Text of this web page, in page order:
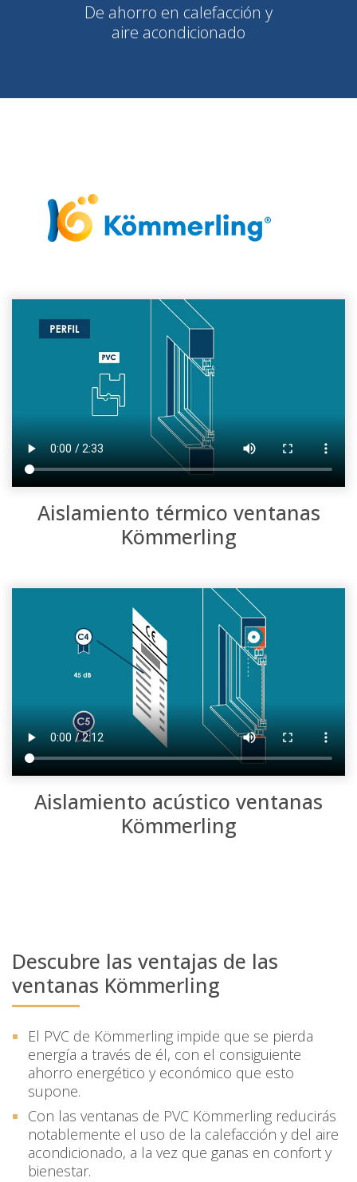
De ahorro en calefacción y
aire acondicionado
Aislamiento térmico ventanas
Kömmerling
Aislamiento acústico ventanas
Kömmerling
Descubre las ventajas de las
ventanas Kömmerling
El PVC de Kömmerling impide que se pierda
energía a través de él, con el consiguiente
ahorro energético y económico que esto
supone.
Con las ventanas de PVC Kömmerling reducirás
notablemente el uso de la calefacción y del aire
acondicionado, a la vez que ganas en confort y
bienestar.